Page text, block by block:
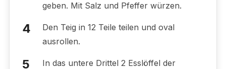
geben. Mit Salz und Pfeffer würzen.
Den Teig in 12 Teile teilen und oval
ausrollen.
In das untere Drittel 2 Esslöffel der